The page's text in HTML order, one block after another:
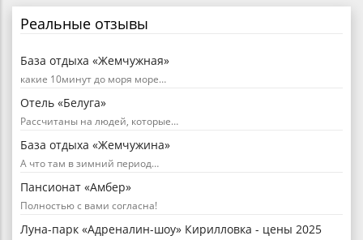
Реальные отзывы
База отдыха «Жемчужная»
какие 10минут до моря море…
Отель «Белуга»
Рассчитаны на людей, которые…
База отдыха «Жемчужина»
А что там в зимний период…
Пансионат «Амбер»
Полностью с вами согласна!
Луна-парк «Адреналин-шоу» Кирилловка - цены 2025